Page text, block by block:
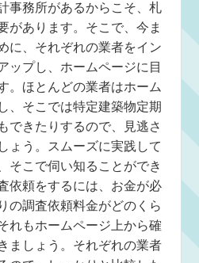
事務所があるからこそ、札
があります。そこで、今ま
に、それぞれの業者をイン
ップし、ホームページに目
。ほとんどの業者はホーム
、そこでは特定建築物定期
できたりするので、見逃さ
ょう。スムーズに実践して
そこで伺い知ることができ
依頼をするには、お金が必
の調査依頼料金がどのくら
れもホームページ上から確
ましょう。それぞれの業者